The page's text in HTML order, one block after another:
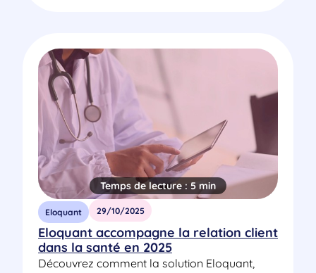
Temps de lecture : 5 min
Eloquant 29/10/2025
Eloquant accompagne la relation client
dans la santé en 2025
Découvrez comment la solution Eloquant,